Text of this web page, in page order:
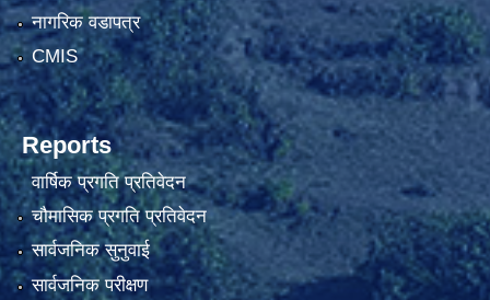
नागरिक वडापत्र
CMIS
Reports
वार्षिक प्रगति प्रतिवेदन
चौमासिक प्रगति प्रतिवेदन
सार्वजनिक सुनुवाई
सार्वजनिक परीक्षण